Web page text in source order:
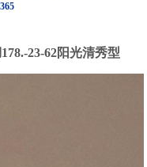
23-62阳光清秀型